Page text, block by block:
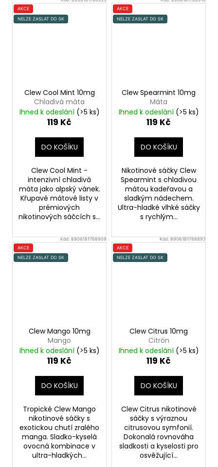
AKCE
NELZE ZASLAT DO SK
Clew Cool Mint 10mg
Chladivá máta
Ihned k odeslání (>5 ks)
119 Kč
DO KOŠÍKU
Clew Cool Mint -
intenzivní chladivá
máta jako alpský vánek.
Křupavé mátové listy v
prémiových
nikotinových sáčcích s...
AKCE
NELZE ZASLAT DO SK
Clew Spearmint 10mg
Máta
Ihned k odeslání (>5 ks)
119 Kč
DO KOŠÍKU
Nikotinové sáčky Clew
Spearmint s chladivou
mátou kadeřavou a
sladkým nádechem.
Ultra-hladké vlhké sáčky
s rychlým...
Kód:8906181788909
AKCE
NELZE ZASLAT DO SK
Clew Mango 10mg
Mango
Ihned k odeslání (>5 ks)
119 Kč
DO KOŠÍKU
Tropické Clew Mango
nikotinové sáčky s
exotickou chutí zralého
manga. Sladko-kyselá
ovocná kombinace v
ultra-hladkých...
Kód:8906181788893
AKCE
NELZE ZASLAT DO SK
Clew Citrus 10mg
Citrón
Ihned k odeslání (>5 ks)
119 Kč
DO KOŠÍKU
Clew Citrus nikotinové
sáčky s výraznou
citrusovou symfonií.
Dokonalá rovnováha
sladkosti a kyselosti pro
osvěžující...